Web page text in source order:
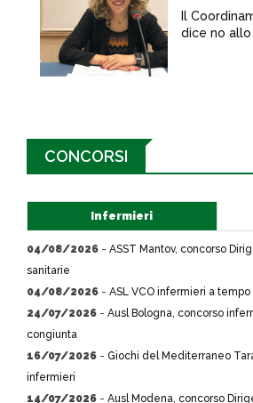
Il
dice no allo
CONCORSI
Infermieri
04/08/2026 - ASST Mantov, concorso
sanitarie
04/08/2026 - ASL VCO infermieri a
24/07/2026 - Ausl Bologna, concorso
congiunta
16/07/2026 - Giochi del Mediterraneo
infermieri
14/07/2026 - Ausl Modena, concorso